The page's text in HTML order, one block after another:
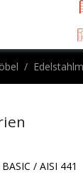
/ AISI 441